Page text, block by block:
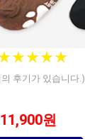
의 후기가 있습니다.)
11,900원